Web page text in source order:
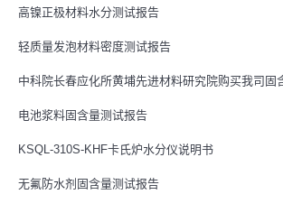
高镍正极材料水分测试报告
轻质量发泡材料密度测试报告
中科院长春应化所黄埔先进材料研究院购买我司固
电池浆料固含量测试报告
KSQL-310S-KHF卡氏炉水分仪说明书
无氟防水剂固含量测试报告